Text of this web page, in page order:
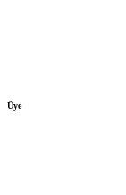
Üye